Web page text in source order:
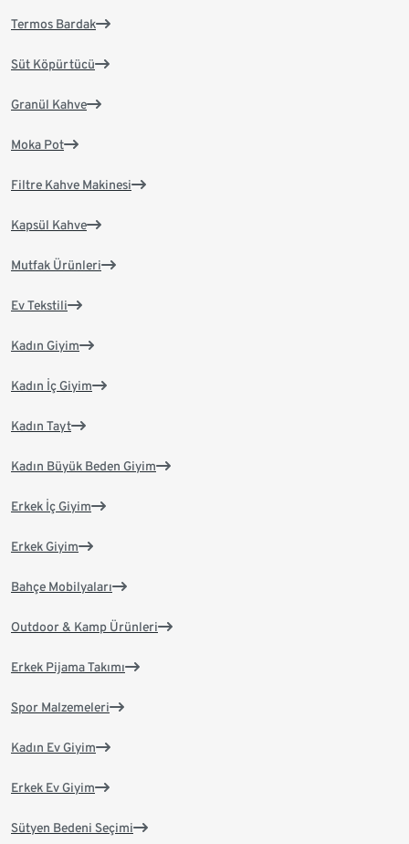
Termos Bardak
Süt Köpürtücü
Granül Kahve
Moka Pot
Filtre Kahve Makinesi
Kapsül Kahve
Mutfak Ürünleri
Ev Tekstili
Kadın Giyim
Kadın İç Giyim
Kadın Tayt
Kadın Büyük Beden Giyim
Erkek İç Giyim
Erkek Giyim
Bahçe Mobilyaları
Outdoor & Kamp Ürünleri
Erkek Pijama Takımı
Spor Malzemeleri
Kadın Ev Giyim
Erkek Ev Giyim
Sütyen Bedeni Seçimi